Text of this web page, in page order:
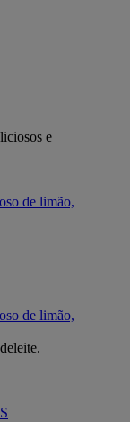
e
de limão,
de limão,